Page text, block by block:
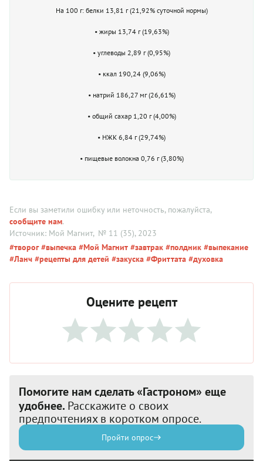
На 100 г: белки 13,81 г (21,92% суточной нормы)
• жиры 13,74 г (19,63%)
• углеводы 2,89 г (0,95%)
• ккал 190,24 (9,06%)
• натрий 186,27 мг (26,61%)
• общий сахар 1,20 г (4,00%)
• НЖК 6,84 г (29,74%)
• пищевые волокна 0,76 г (3,80%)
Если вы заметили ошибку или неточность, пожалуйста,
сообщите нам.
Источник: Мой Магнит, № 11 (35), 2023
#творог#выпечка #Мой Магнит #завтрак #полдник #выпекание
#Ланч #рецепты для детей #закуска #Фриттата #духовка
Оцените рецепт
Помогите нам сделать «Гастроном» еще
удобнее. Расскажите о своих
предпочтениях в коротком опросе.
Пройти опрос